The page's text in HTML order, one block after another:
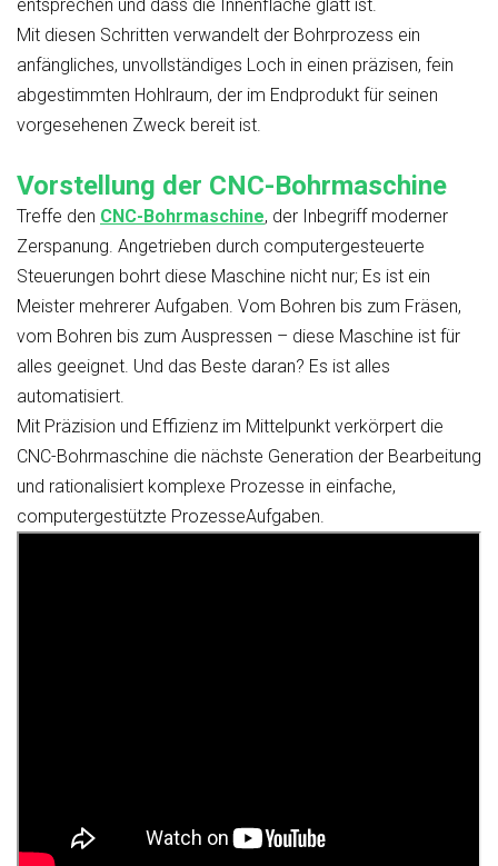
entsprechen und dass die Innenfläche glatt ist.
Mit diesen Schritten verwandelt der Bohrprozess ein
anfängliches, unvollständiges Loch in einen präzisen, fein
abgestimmten Hohlraum, der im Endprodukt für seinen
vorgesehenen Zweck bereit ist.
Vorstellung der CNC-Bohrmaschine
Treffe den CNC-Bohrmaschine, der Inbegriff moderner
Zerspanung. Angetrieben durch computergesteuerte
Steuerungen bohrt diese Maschine nicht nur; Es ist ein
Meister mehrerer Aufgaben. Vom Bohren bis zum Fräsen,
vom Bohren bis zum Auspressen – diese Maschine ist für
alles geeignet. Und das Beste daran? Es ist alles
automatisiert.
Mit Präzision und Effizienz im Mittelpunkt verkörpert die
CNC-Bohrmaschine die nächste Generation der Bearbeitung
und rationalisiert komplexe Prozesse in einfache,
computergestützte ProzesseAufgaben.